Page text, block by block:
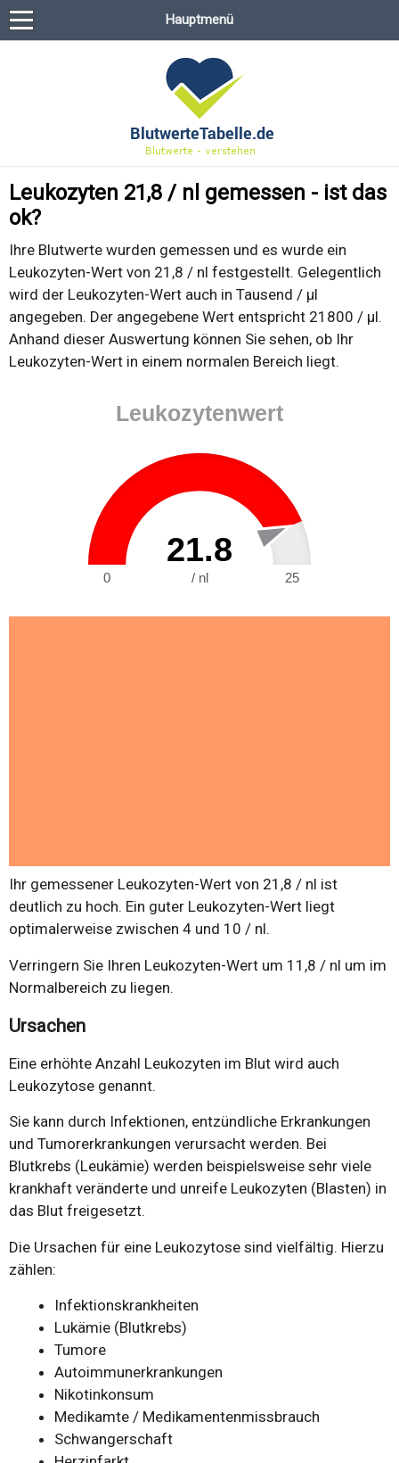
Hauptmenü
Leukozyten 21,8 / nl gemessen - ist das
ok?
Ihre Blutwerte wurden gemessen und es wurde ein
Leukozyten-Wert von 21,8 / nl festgestellt. Gelegentlich
wird der Leukozyten-Wert auch in Tausend / µl
angegeben. Der angegebene Wert entspricht 21800 / µl.
Anhand dieser Auswertung können Sie sehen, ob Ihr
Leukozyten-Wert in einem normalen Bereich liegt.
Leukozytenwert
21.8
/ nl
0 25
Ihr gemessener Leukozyten-Wert von 21,8 / nl ist
deutlich zu hoch. Ein guter Leukozyten-Wert liegt
optimalerweise zwischen 4 und 10 / nl.
Verringern Sie Ihren Leukozyten-Wert um 11,8 / nl um im
Normalbereich zu liegen.
Ursachen
Eine erhöhte Anzahl Leukozyten im Blut wird auch
Leukozytose genannt.
Sie kann durch Infektionen, entzündliche Erkrankungen
und Tumorerkrankungen verursacht werden. Bei
Blutkrebs (Leukämie) werden beispielsweise sehr viele
krankhaft veränderte und unreife Leukozyten (Blasten) in
das Blut freigesetzt.
Die Ursachen für eine Leukozytose sind vielfältig. Hierzu
zählen:
Infektionskrankheiten
Lukämie (Blutkrebs)
Tumore
Autoimmunerkrankungen
Nikotinkonsum
Medikamte / Medikamentenmissbrauch
Schwangerschaft